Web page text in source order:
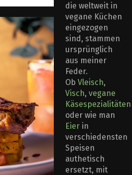
die weltweit in
vegane Küchen
eingezogen
sind, stammen
ursprünglich
aus meiner
Feder.
Ob Vleisch,
Visch, vegane
Käsespezialitäten
oder wie man
Eierin
verschiedensten
Speisen
authetisch
ersetzt, mit